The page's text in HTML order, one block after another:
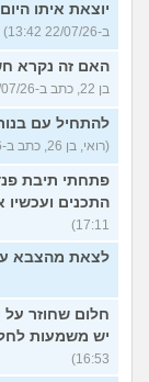
יוצאת איתו
ב-22/07/26 13:42)
האם זה נקרא
בן 22, כתב ב-20/07/26 17:33)
להתחיל עם
(רואי, בן 26, כתב ב-20/07/26 17:22)
פתחתי תיבת
התכנים ועכשיו
17:11)
לצאת מהצבא
חלום שחוזר
יש משמעות
16:53)